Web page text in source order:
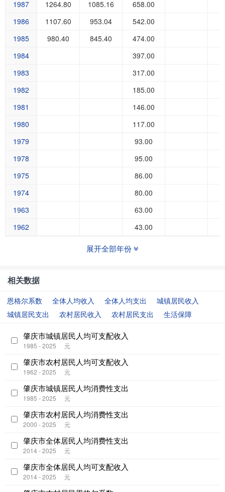
1987 1264.80 1085.16
658.00
1986
1107.60 953.04
542.00
1985
980.40 845.40
474.00
1984
397.00
1983
317.00
1982
185.00
1981
146.00
1980
117.00
1979
93.00
1978
95.00
1975
86.00
1974
80.00
1963
63.00
1962
43.00
展开全部年份
相关数据
恩格尔系数 全体人均收入 全体人均支出
城镇居民收入
城镇居民支出
农村居民收入 农村居民支出 生活保障
肇庆市城镇居民人均可支配收入
1985 - 2025 元
肇庆市农村居民人均可支配收入
1962 - 2025 元
肇庆市城镇居民人均消费性支出
1985 - 2025 元
肇庆市农村居民人均消费性支出
2000 - 2025 元
肇庆市全体居民人均消费性支出
2014 - 2025 元
肇庆市全体居民人均可支配收入
2014 - 2025 元